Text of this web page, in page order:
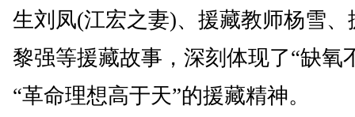
生刘凤(江宏之妻)、援藏教师杨雪、
黎强等援藏故事，深刻体现了“缺氧
“革命理想高于天”的援藏精神。